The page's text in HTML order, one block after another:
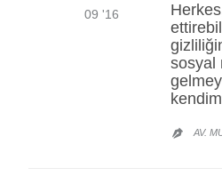
09 '16
sosyal
 AV.